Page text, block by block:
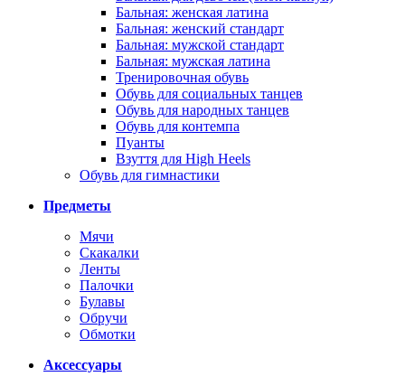
Бальная: женская латина
Бальная: женский стандарт
Бальная: мужской стандарт
Бальная: мужская латина
Тренировочная обувь
Обувь для социальных танцев
Обувь для народных танцев
Обувь для контемпа
Пуанты
Взуття для High Heels
Обувь для гимнастики
Предметы
Мячи
Скакалки
Ленты
Палочки
Булавы
Обручи
Обмотки
Аксессуары